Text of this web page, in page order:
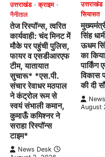
उत्तराखंड
क्राइम
नैनीताल
तेज रिस्पॉन्स, त्वरित
कार्यवाही: चंद मिनट में
मौके पर पहुंची पुलिस,
फायर व एसडीआरएफ
टीम, यातायात
सुचारू* *एस.पी.
संचार रेवाधर मठपाल
ने कंट्रोल रूम से
स्वयं संभाली कमान,
कुमाऊँ कमिश्नर ने
सराहा रिस्पॉन्स
टाइम*
News Desk
उत्तराखंड
सियासत
सिंह
ऊधम
का
पार्किंग
विकास
की दी
August